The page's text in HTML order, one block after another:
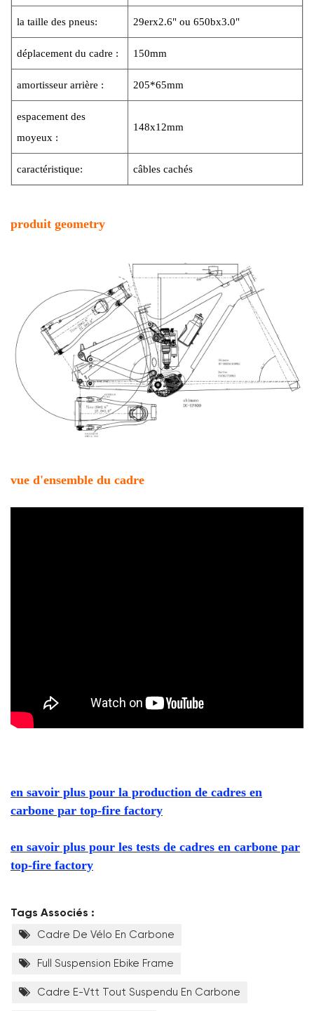
la taille des pneus: 29erx2.6" ou 650bx3.0"
déplacement du cadre : 150mm
amortisseur arrière : 205*65mm
espacement des
moyeux :
148x12mm
caractéristique: câbles cachés
produit geometry
vue d'ensemble du cadre
en savoir plus pour la production de cadres en
carbone par top-fire factory
en savoir plus pour les tests de cadres en carbone par
top-fire factory
Tags Associés :
Cadre De Vélo En Carbone
Full Suspension Ebike Frame
Cadre E-Vtt Tout Suspendu En Carbone